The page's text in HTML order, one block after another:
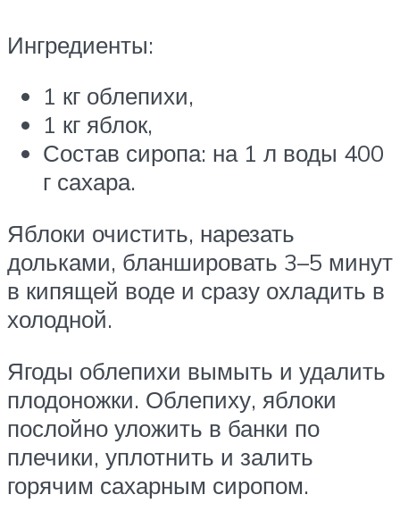
Ингредиенты:
1 кг облепихи,
1 кг яблок,
Состав сиропа: на 1 л воды 400
г сахара.
Яблоки очистить, нарезать
дольками, бланшировать 3–5 минут
в кипящей воде и сразу охладить в
холодной.
Ягоды облепихи вымыть и удалить
плодоножки. Облепиху, яблоки
послойно уложить в банки по
плечики, уплотнить и залить
горячим сахарным сиропом.